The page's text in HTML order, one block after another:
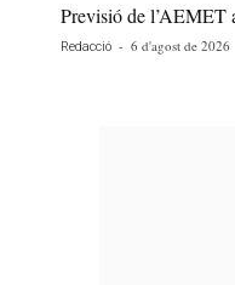
Previsió de l’AEMET
Redacció - 6 d'agost de 2026